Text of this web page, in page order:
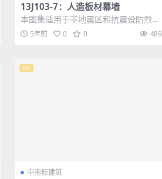
13J103-7：人造板材幕墙
本图集适用于非地震区和抗震设防烈度
小于等于8度的地区且幕墙高度不超过1
00m的民...
5年前 0 0 489
VIP
中南标建筑